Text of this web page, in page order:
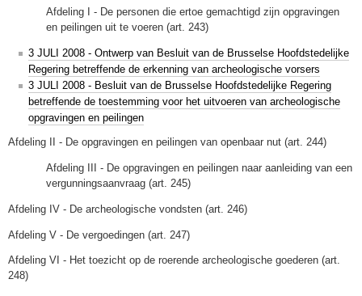
Afdeling I - De personen die ertoe gemachtigd zijn opgravingen
en peilingen uit te voeren (art. 243)
3 JULI 2008 - Ontwerp van Besluit van de Brusselse Hoofdstedelijke
Regering betreffende de erkenning van archeologische vorsers
3 JULI 2008 - Besluit van de Brusselse Hoofdstedelijke Regering
betreffende de toestemming voor het uitvoeren van archeologische
opgravingen en peilingen
Afdeling II - De opgravingen en peilingen van openbaar nut (art. 244)
Afdeling III - De opgravingen en peilingen naar aanleiding van een
vergunningsaanvraag (art. 245)
Afdeling IV - De archeologische vondsten (art. 246)
Afdeling V - De vergoedingen (art. 247)
Afdeling VI - Het toezicht op de roerende archeologische goederen (art.
248)